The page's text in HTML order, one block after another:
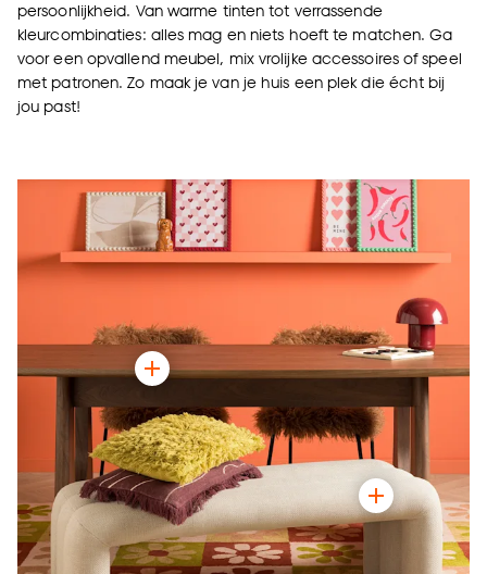
persoonlijkheid. Van warme tinten tot verrassende
kleurcombinaties: alles mag en niets hoeft te matchen. Ga
voor een opvallend meubel, mix vrolijke accessoires of speel
met patronen. Zo maak je van je huis een plek die écht bij
jou past!